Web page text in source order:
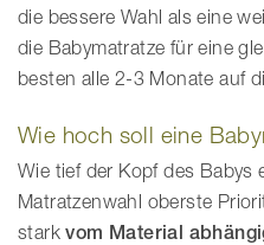
die bessere Wahl als eine
die Babymatratze für eine
besten alle 2-3 Monate auf
Wie hoch soll eine
Wie tief der Kopf des Babys
Matratzenwahl oberste
starkvom Material